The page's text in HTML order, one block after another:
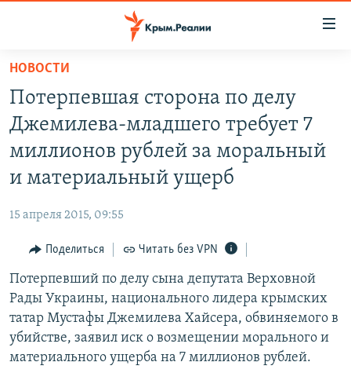
Вернуться
основному
содержанию
главной
Вернутся
поиску
СПЕЦПРОЕКТЫ
КАРТА ВОЕННЫХ ОБЪЕКТОВ КРЫМА
ИНТЕРАКТИВ
ИНФОГРАФИКА
ТЕЛЕПРОЕКТ КРЫМ.РЕАЛИИ
СОВЕТЫ ПРАВОЗАЩИТНИКОВ
ПРОПАВШИЕ БЕЗ ВЕСТИ
ПОБЕДИТЕЛЕЙ НЕ СУДЯТ?
РАДІО СВОБОДА
КАК ОБОЙТИ БЛОКИРОВКУ
Українською
Qırımtatar
ПРИСОЕДИНЯЙТЕСЬ!
НОВОСТИ
Потерпевшая сторона по делу
Джемилева-младшего требует 7
миллионов рублей за моральный
и материальный ущерб
15 апреля 2015, 09:55
Поделиться Читать без VPN
Потерпевший по делу сына депутата Верховной
Рады Украины, национального лидера крымских
татар Мустафы Джемилева Хайсера, обвиняемого в
убийстве, заявил иск о возмещении морального и
материального ущерба на 7 миллионов рублей.